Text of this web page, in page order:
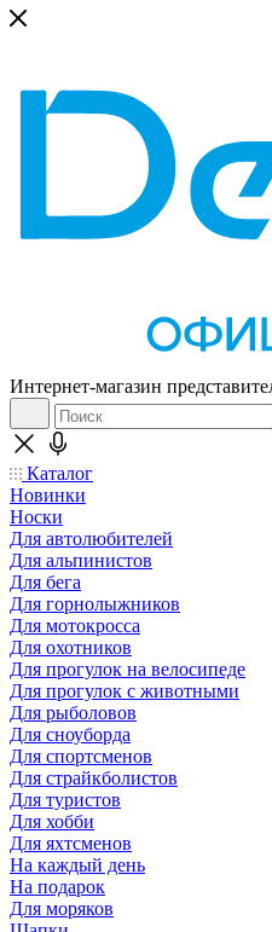
Интернет-магазин
Каталог
Новинки
Носки
Для автолюбителей
Для альпинистов
Для бега
Для горнолыжников
Для мотокросса
Для охотников
Для прогулок на велосипеде
Для прогулок с животными
Для рыболовов
Для сноуборда
Для спортсменов
Для страйкболистов
Для туристов
Для хобби
Для яхтсменов
На каждый день
На подарок
Для моряков